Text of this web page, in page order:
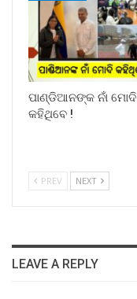
ପାଣ୍ଡିଆନଙ୍କ ନାଁ ମୋଦି
କହିଥିବେ !
PREV NEXT
LEAVE A REPLY